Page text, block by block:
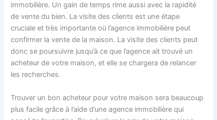
immobilière. Un gain de temps rime aussi avec la rapidité
de vente du bien. La visite des clients est une étape
cruciale et très importante où l’agence immobilière peut
confirmer la vente de la maison. La visite des clients peut
donc se poursuivre jusqu’à ce que l’agence ait trouvé un
acheteur de votre maison, et elle se chargera de relancer
les recherches.
Trouver un bon acheteur pour votre maison sera beaucoup
plus facile grâce à l’aide d’une agence immobilière qui